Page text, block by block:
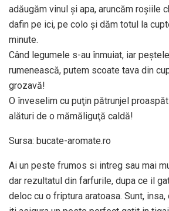
adăugăm vinul şi apa, aruncăm roşiile
dafin pe ici, pe colo şi dăm totul la
minute.
Când legumele s-au înmuiat, iar
rumenească, putem scoate tava din
grozavă!
O înveselim cu puţin pătrunjel
alături de o mămăliguţă caldă!
Sursa: bucate-aromate.ro
Ai un peste frumos si intreg sau mai
dar rezultatul din farfurile, dupa ce il
deloc cu o friptura aratoasa. Sunt,